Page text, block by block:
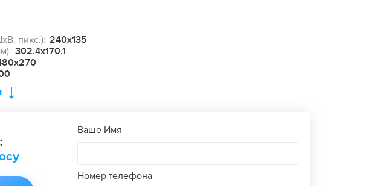
пикс.): 240x135
302.4x170.1
Ваше Имя
Номер телефона